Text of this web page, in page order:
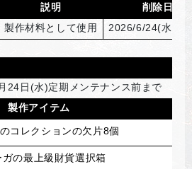
説明
削除日
製作材料として使用 2026/6/24(水)
24日(水)定期メンテナンス前まで
製作アイテム
コレクションの欠片8個
ガの最上級財貨選択箱